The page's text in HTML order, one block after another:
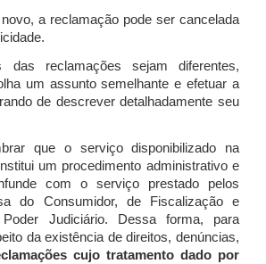
a reclamação pode ser cancelada
das reclamações sejam diferentes,
um assunto semelhante e efetuar a
de descrever detalhadamente seu
que o serviço disponibilizado na
um procedimento administrativo e
com o serviço prestado pelos
do Consumidor, de Fiscalização e
Judiciário. Dessa forma, para
da existência de direitos, denúncias,
cujo tratamento dado por